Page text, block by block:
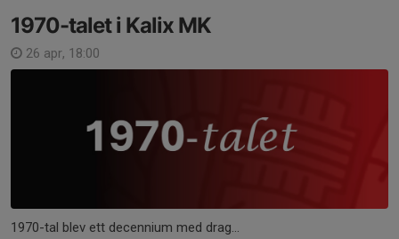
1970-talet i Kalix MK
26 apr, 18:00
1970-tal blev ett decennium med drag…